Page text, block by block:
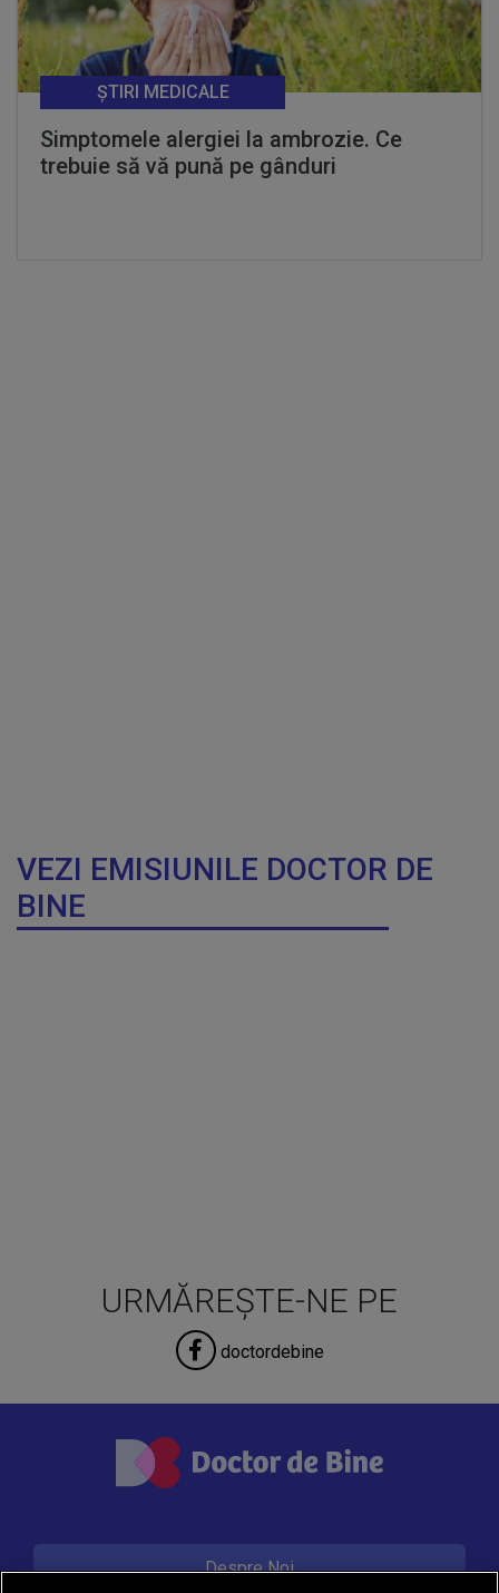
Simptomele alergiei la ambrozie. Ce
trebuie să vă pună pe gânduri
ȘTIRI MEDICALE
VEZI EMISIUNILE DOCTOR DE
BINE
URMĂREȘTE-NE PE
doctordebine
Despre Noi